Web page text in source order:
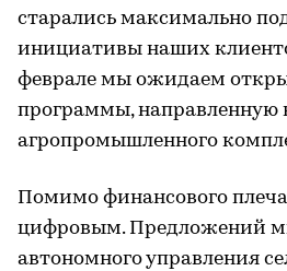
старались максимально
инициативы наших
феврале мы ожидаем
программы, направленную
агропромышленного
Помимо финансового
цифровым. Предложений
автономного управления